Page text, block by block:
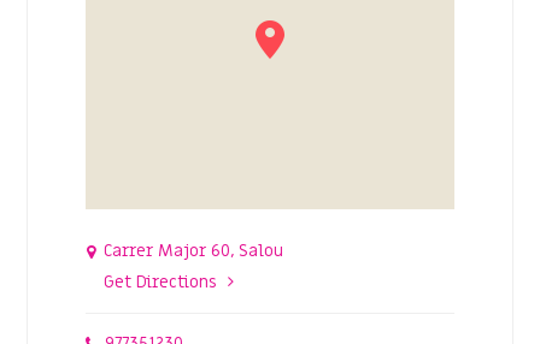
Carrer Major 60, Salou
Get Directions